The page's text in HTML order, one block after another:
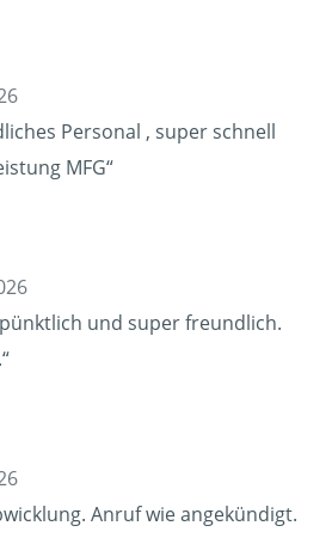
Personal , super schnell
MFG“
und super freundlich.
Anruf wie angekündigt.